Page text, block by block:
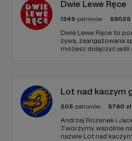
Dwie Lewe Ręce
1349 patronów 59025
Dwie Lewe Ręce to
żywa, zaangażowana
możesz dołączyć jeśli
Lot nad kaczym
205 patronów 5760 zł
Andrzej Rozenek i
Tworzymy wspólnie
nazwie Lot nad